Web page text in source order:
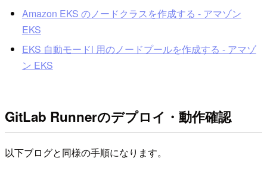
Amazon EKS のノードクラスを作成する - アマゾン
EKS
EKS 自動モードl 用のノードプールを作成する - アマゾ
ン EKS
GitLab Runnerのデプロイ・動作確認
以下ブログと同様の手順になります。